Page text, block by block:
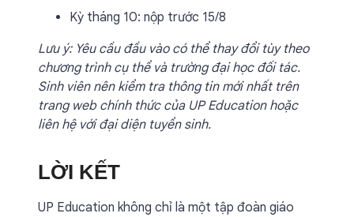
Kỳ tháng 10: nộp trước 15/8
Lưu ý: Yêu cầu đầu vào có thể thay đổi tùy theo
chương trình cụ thể và trường đại học đối tác.
Sinh viên nên kiểm tra thông tin mới nhất trên
trang web chính thức của UP Education hoặc
liên hệ với đại diện tuyển sinh.
LỜI KẾT
UP Education không chỉ là một tập đoàn giáo